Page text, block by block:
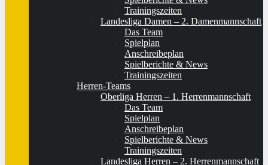
Trainingszeiten
Landesliga Damen – 2. Damenmannschaft
Das Team
Spielplan
Anschreibeplan
Spielberichte & News
Trainingszeiten
Herren-Teams
Oberliga Herren – 1. Herrenmannschaft
Das Team
Spielplan
Anschreibeplan
Spielberichte & News
Trainingszeiten
Landesliga Herren – 2. Herrenmannschaft